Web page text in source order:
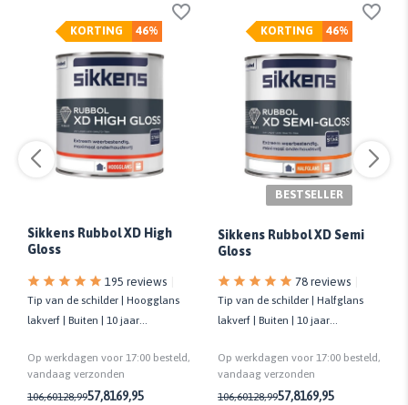
46%
KORTING
Sikkens Rubbol XD High
Gloss
195 reviews
Tip van de schilder | Hoogglans
lakverf | Buiten | 10 jaar
Op werkdagen voor 17:00 besteld,
vandaag verzonden
106,60128,9957,8169,95
46%
KORTING
BESTSELLER
Sikkens Rubbol XD Semi
Gloss
78 reviews
Tip van de schilder | Halfglans
lakverf | Buiten | 10 jaar
Op werkdagen voor 17:00 besteld,
vandaag verzonden
106,60128,9957,8169,95